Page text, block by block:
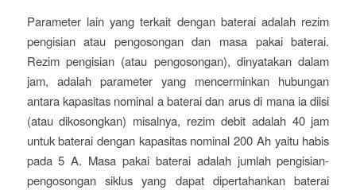
Parameter lain yang terkait dengan baterai adalah rezim
pengisian atau pengosongan dan masa pakai baterai.
Rezim pengisian (atau pengosongan), dinyatakan dalam
jam, adalah parameter yang mencerminkan hubungan
antara kapasitas nominal a baterai dan arus di mana ia diisi
(atau dikosongkan) misalnya, rezim debit adalah 40 jam
untuk baterai dengan kapasitas nominal 200 Ah yaitu habis
pada 5 A. Masa pakai baterai adalah jumlah pengisian-
pengosongan siklus yang dapat dipertahankan baterai